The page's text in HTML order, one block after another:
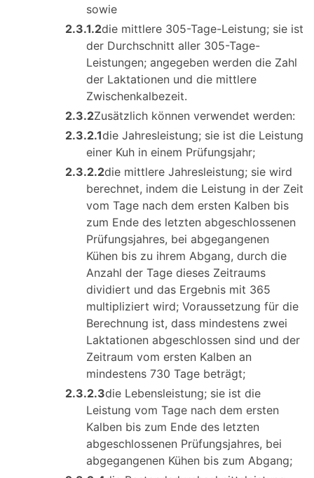
sowie
2.3.1.2die mittlere 305-Tage-Leistung; sie ist
der Durchschnitt aller 305-Tage-
Leistungen; angegeben werden die Zahl
der Laktationen und die mittlere
Zwischenkalbezeit.
2.3.2Zusätzlich können verwendet werden:
2.3.2.1die Jahresleistung; sie ist die Leistung
einer Kuh in einem Prüfungsjahr;
2.3.2.2die mittlere Jahresleistung; sie wird
berechnet, indem die Leistung in der Zeit
vom Tage nach dem ersten Kalben bis
zum Ende des letzten abgeschlossenen
Prüfungsjahres, bei abgegangenen
Kühen bis zu ihrem Abgang, durch die
Anzahl der Tage dieses Zeitraums
dividiert und das Ergebnis mit 365
multipliziert wird; Voraussetzung für die
Berechnung ist, dass mindestens zwei
Laktationen abgeschlossen sind und der
Zeitraum vom ersten Kalben an
mindestens 730 Tage beträgt;
2.3.2.3die Lebensleistung; sie ist die
Leistung vom Tage nach dem ersten
Kalben bis zum Ende des letzten
abgeschlossenen Prüfungsjahres, bei
abgegangenen Kühen bis zum Abgang;